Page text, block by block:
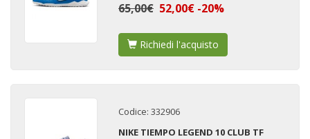
65,00€ 52,00€ -20%
Richiedi l'acquisto
Codice: 332906
NIKE TIEMPO LEGEND 10 CLUB TF